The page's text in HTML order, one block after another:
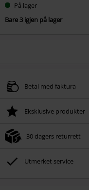
På lager
Bare 3 igjen på lager
Betal med faktura
Eksklusive produkter
30 dagers returrett
Utmerket service